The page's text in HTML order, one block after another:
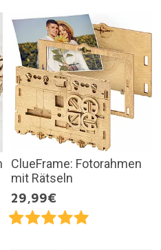
ClueFrame: Fotorahmen
mit Rätseln
29,99€